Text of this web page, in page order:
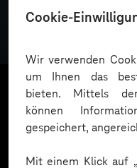
Cookie-
Wir verwenden
um Ihnen das
bieten. Mittels der
können
gespeichert,
Mit einem Klick auf
Oskar Frech